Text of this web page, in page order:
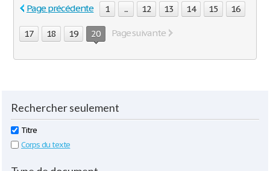
Page précédente
1 ... 12 13 14 15 16
17 18 19 20 Page suivante
Rechercher seulement
Titre
Corps du texte